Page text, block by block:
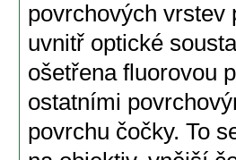
povrchových vrstev
uvnitř optické
ošetřena fluorovou
ostatními
povrchu čočky. To